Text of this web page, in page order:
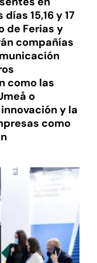
15,16 y 17
de Ferias y
compañías
como las
o
y la
como